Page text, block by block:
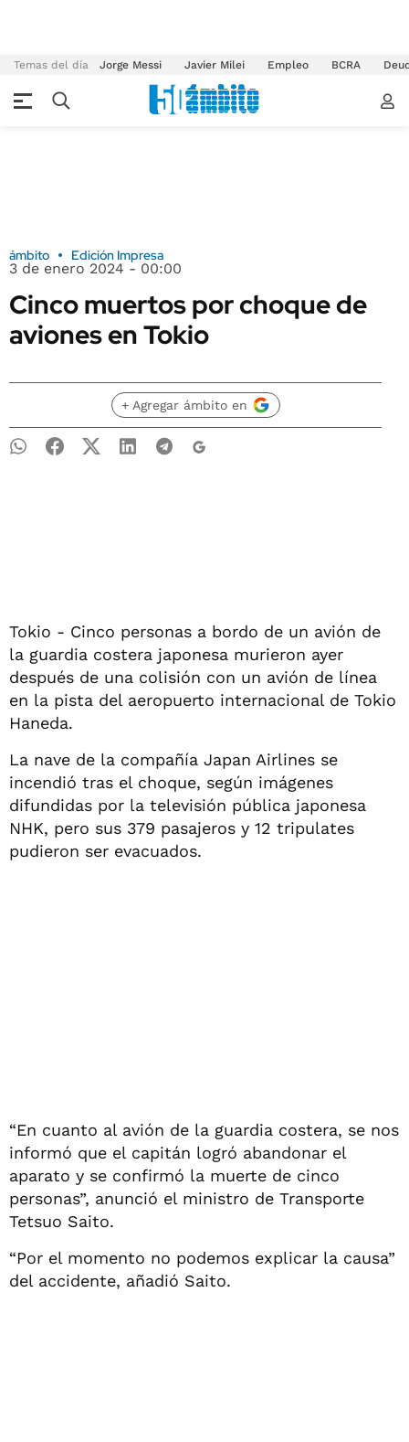
Temas del día Jorge Messi Javier Milei Empleo BCRA
ámbito Edición Impresa
3 de enero 2024 - 00:00
Cinco muertos por choque de
aviones en Tokio
+ Agregar ámbito en
Tokio - Cinco personas a bordo de un avión de
la guardia costera japonesa murieron ayer
después de una colisión con un avión de línea
en la pista del aeropuerto internacional de Tokio
Haneda.
La nave de la compañía Japan Airlines se
incendió tras el choque, según imágenes
difundidas por la televisión pública japonesa
NHK, pero sus 379 pasajeros y 12 tripulates
pudieron ser evacuados.
“En cuanto al avión de la guardia costera, se nos
informó que el capitán logró abandonar el
aparato y se confirmó la muerte de cinco
personas”, anunció el ministro de Transporte
Tetsuo Saito.
“Por el momento no podemos explicar la causa”
del accidente, añadió Saito.